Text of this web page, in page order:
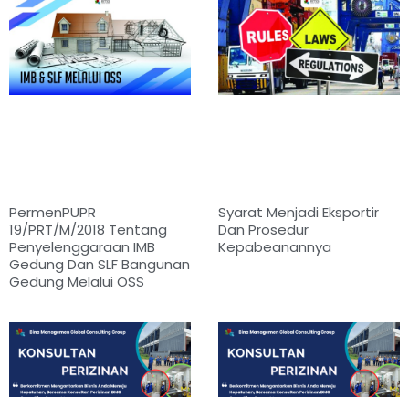
PermenPUPR
19/PRT/M/2018 Tentang
Penyelenggaraan IMB
Gedung Dan SLF Bangunan
Gedung Melalui OSS
Syarat Menjadi Eksportir
Dan Prosedur
Kepabeanannya